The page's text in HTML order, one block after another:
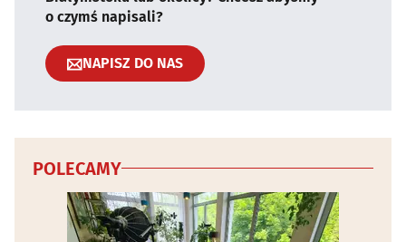
o czymś napisali?
NAPISZ DO NAS
POLECAMY